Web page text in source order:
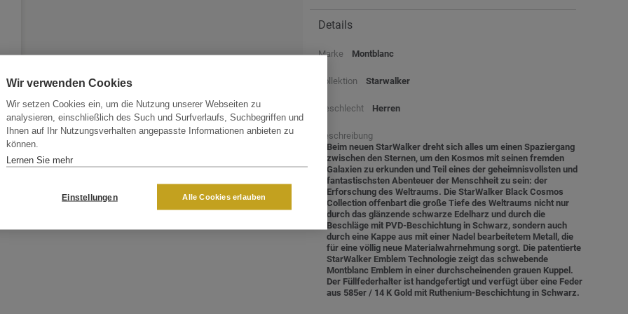
Details
Marke Montblanc
Kollektion Starwalker
Geschlecht Herren
Beschreibung
Beim neuen StarWalker dreht sich alles um einen Spaziergang
zwischen den Sternen, um den Kosmos mit seinen fremden
Galaxien zu erkunden und Teil eines der geheimnisvollsten und
fantastischsten Abenteuer der Menschheit zu sein: der
Erforschung des Weltraums. Die StarWalker Black Cosmos
Collection offenbart die große Tiefe des Weltraums nicht nur
durch das glänzende schwarze Edelharz und durch die
Beschläge mit PVD-Beschichtung in Schwarz, sondern auch
durch eine Kappe aus mit einer Nadel bearbeitetem Metall, die
für eine völlig neue Materialwahrnehmung sorgt. Die patentierte
StarWalker Emblem Technologie zeigt das schwebende
Montblanc Emblem in einer durchscheinenden grauen Kuppel.
Der Füllfederhalter ist handgefertigt und verfügt über eine Feder
aus 585er / 14 K Gold mit Ruthenium-Beschichtung in Schwarz.
Wir verwenden Cookies
Wir setzen Cookies ein, um die Nutzung unserer Webseiten zu
analysieren, einschließlich des Such und Surfverlaufs, Suchbegriffen und
Ihnen auf Ihr Nutzungsverhalten angepasste Informationen anbieten zu
können.
Lernen Sie mehr
Einstellungen Alle Cookies erlauben